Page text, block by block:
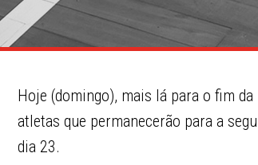
Hoje (domingo), mais lá para o fim
atletas que permanecerão para a
dia 23.